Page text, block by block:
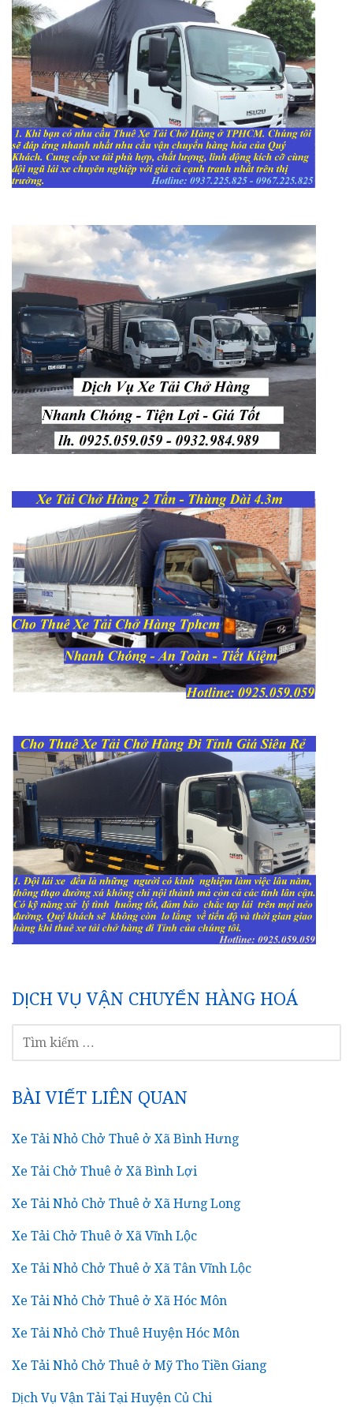
DỊCH VỤ VẬN CHUYỂN HÀNG HOÁ
KIẾM
BÀI VIẾT LIÊN QUAN
Xe Tải Nhỏ Chở Thuê ở Xã Bình Hưng
Xe Tải Chở Thuê ở Xã Bình Lợi
Xe Tải Nhỏ Chở Thuê ở Xã Hưng Long
Xe Tải Chở Thuê ở Xã Vĩnh Lộc
Xe Tải Nhỏ Chở Thuê ở Xã Tân Vĩnh Lộc
Xe Tải Nhỏ Chở Thuê ở Xã Hóc Môn
Xe Tải Nhỏ Chở Thuê Huyện Hóc Môn
Xe Tải Nhỏ Chở Thuê ở Mỹ Tho Tiền Giang
Dịch Vụ Vận Tải Tại Huyện Củ Chi